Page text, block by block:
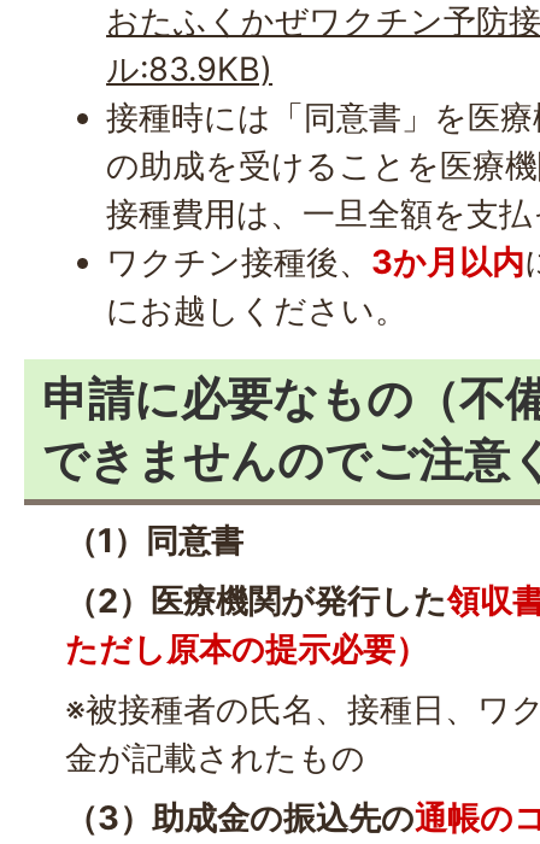
おたふくかぜワクチン予防
ル:83.9KB)
接種時には「同意書」を医
の助成を受けることを医療
接種費用は、一旦全額を支
ワクチン接種後、 3か月以内
にお越しください。
申請に必要なもの（不
できませんのでご注意
（1）同意書
（2）医療機関が発行した領収
ただし原本の提示必要）
※被接種者の氏名、接種日、ワ
金が記載されたもの
（3）助成金の振込先の通帳の